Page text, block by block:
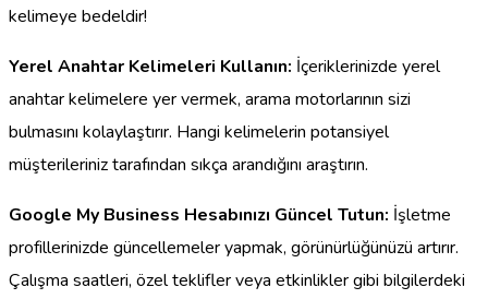
kelimeye bedeldir!
Yerel Anahtar Kelimeleri Kullanın: İçeriklerinizde yerel
anahtar kelimelere yer vermek, arama motorlarının sizi
bulmasını kolaylaştırır. Hangi kelimelerin potansiyel
müşterileriniz tarafından sıkça arandığını araştırın.
Google My Business Hesabınızı Güncel Tutun: İşletme
profillerinizde güncellemeler yapmak, görünürlüğünüzü artırır.
Çalışma saatleri, özel teklifler veya etkinlikler gibi bilgilerdeki